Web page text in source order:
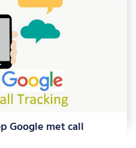
Google met call